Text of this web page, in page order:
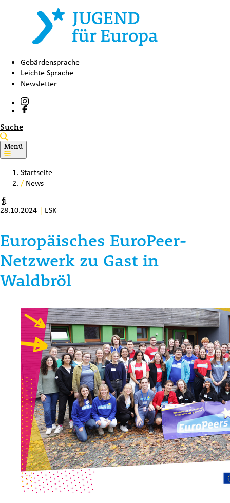
Gebärdensprache
Leichte Sprache
Newsletter
Suche
Menü
Startseite
/ News
28.10.2024 | ESK
Europäisches EuroPeer-
Netzwerk zu Gast in
Waldbröl